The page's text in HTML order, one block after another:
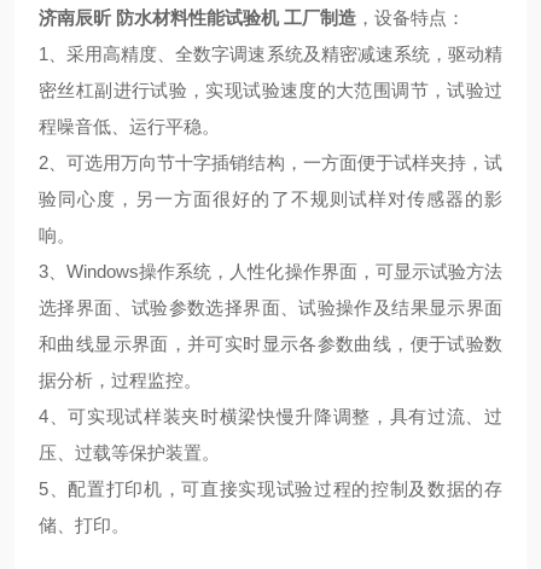
济南辰昕 防水材料性能试验机 工厂制造 ，设备特点：
1、采用高精度、全数字调速系统及精密减速系统，驱动精
密丝杠副进行试验，实现试验速度的大范围调节，试验过
程噪音低、运行平稳。
2、可选用万向节十字插销结构，一方面便于试样夹持，试
验同心度，另一方面很好的了不规则试样对传感器的影
响。
3、Windows操作系统，人性化操作界面，可显示试验方法
选择界面、试验参数选择界面、试验操作及结果显示界面
和曲线显示界面，并可实时显示各参数曲线，便于试验数
据分析，过程监控。
4、可实现试样装夹时横梁快慢升降调整，具有过流、过
压、过载等保护装置。
5、配置打印机，可直接实现试验过程的控制及数据的存
储、打印。